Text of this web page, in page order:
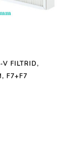
FILTRID,
F7+F7